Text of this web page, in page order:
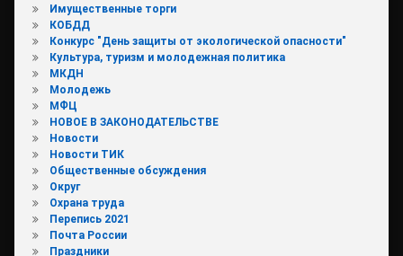
Имущественные торги
КОБДД
Конкурс "День защиты от экологической опасности"
Культура, туризм и молодежная политика
МКДН
Молодежь
МФЦ
НОВОЕ В ЗАКОНОДАТЕЛЬСТВЕ
Новости
Новости ТИК
Общественные обсуждения
Округ
Охрана труда
Перепись 2021
Почта России
Праздники